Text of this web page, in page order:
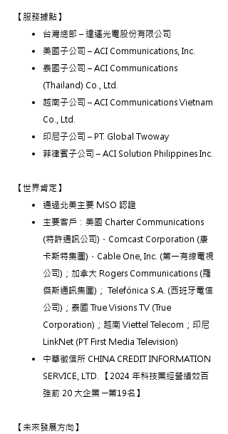
【服務據點】
台灣總部 – 達運光電股份有限公司
美國子公司 – ACI Communications, Inc.
泰國子公司 – ACI Communications
(Thailand) Co., Ltd.
越南子公司 – ACI Communications Vietnam
Co., Ltd.
印尼子公司 – PT. Global Twoway
菲律賓子公司 – ACI Solution Philippines Inc.
【世界肯定】
通過北美主要 MSO 認證
主要客戶：美國 Charter Communications
(特許通訊公司)、Comcast Corporation (康
卡斯特集團)、Cable One, Inc. (第一有線電視
公司)；加拿大 Rogers Communications (羅
傑斯通訊集團)； Telefónica S.A. (西班牙電信
公司)；泰國 True Visions TV (True
Corporation)；越南 Viettel Telecom；印尼
LinkNet (PT First Media Television)
中華徵信所 CHINA CREDIT INFORMATION
SERVICE, LTD. 【2024 年科技業經營績效百
強前 20 大企業 ─第19名】
【未來發展方向】